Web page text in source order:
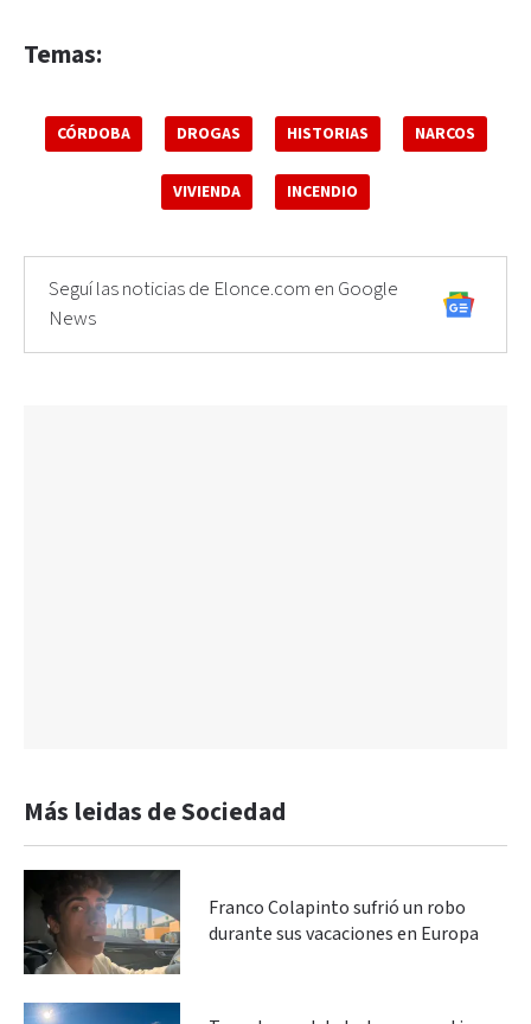
Temas:
CÓRDOBA DROGAS HISTORIAS NARCOS
VIVIENDA INCENDIO
Seguí las noticias de Elonce.com en Google
News
Más leidas de Sociedad
Franco Colapinto sufrió un robo
durante sus vacaciones en Europa